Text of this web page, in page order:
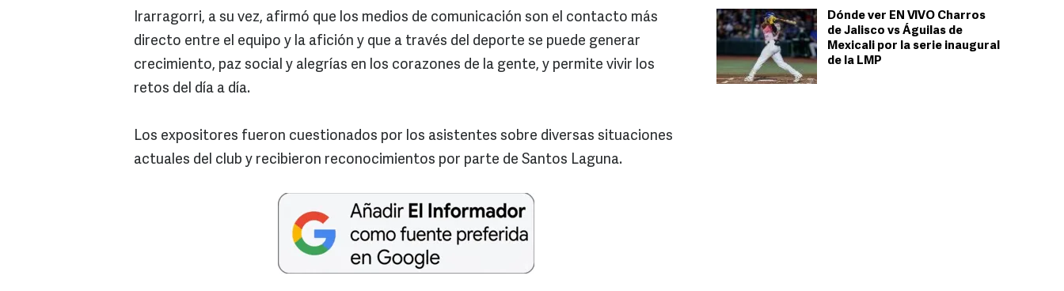
Dónde ver EN VIVO Charros
de Jalisco vs Águilas de
Mexicali por la serie inaugural
de la LMP
Irarragorri, a su vez, afirmó que los medios de comunicación son el contacto más
directo entre el equipo y la afición y que a través del deporte se puede generar
crecimiento, paz social y alegrías en los corazones de la gente, y permite vivir los
retos del día a día.
Los expositores fueron cuestionados por los asistentes sobre diversas situaciones
actuales del club y recibieron reconocimientos por parte de Santos Laguna.